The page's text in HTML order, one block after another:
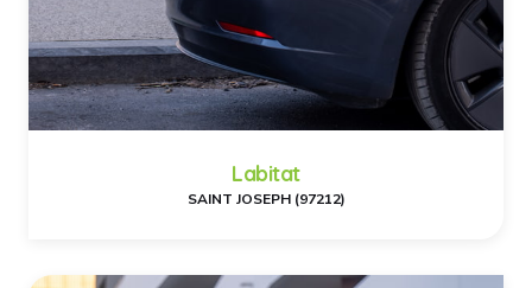
Labitat
SAINT JOSEPH (97212)